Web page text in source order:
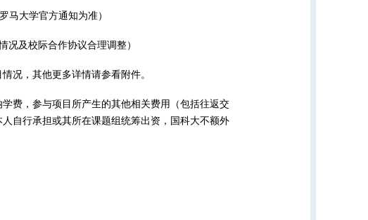
马大学官方通知为准）
况及校际合作协议合理调整）
况，其他更多详情请参看附件。
费，参与项目所产生的其他相关费用（包括往返交
自行承担或其所在课题组统筹出资，国科大不额外